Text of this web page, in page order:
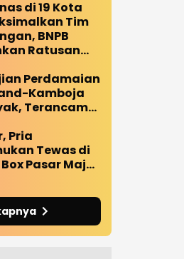
di 19 Kota
Tim
BNPB
Ratusan
Longsor
Perdamaian
Kamboja
Terancam
Darat
Pria
Tewas di
Pasar Maja